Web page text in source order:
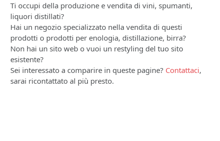
Ti occupi della produzione e vendita di vini, spumanti,
liquori distillati?
Hai un negozio specializzato nella vendita di questi
prodotti o prodotti per enologia, distillazione, birra?
Non hai un sito web o vuoi un restyling del tuo sito
esistente?
Sei interessato a comparire in queste pagine? Contattaci,
sarai ricontattato al più presto.